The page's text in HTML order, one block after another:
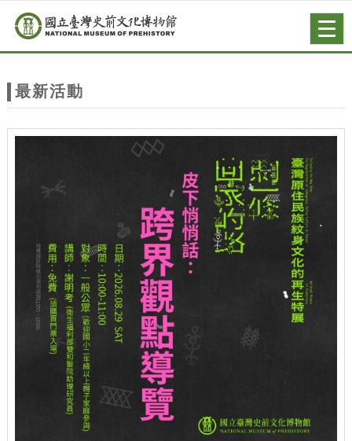
站
主
跳到主要內容
網站導覽
最新活動